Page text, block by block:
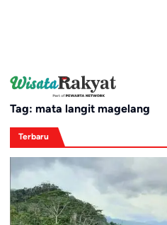
Tag: mata langit magelang
Terbaru